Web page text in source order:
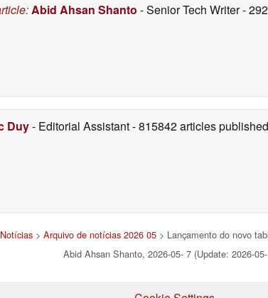
:Abid Ahsan Shanto - Senior Tech Writer-
Duy- Editorial Assistant- 815842 articles
Notícias > Arquivo de notícias 2026 05 > Lançamento do novo
Abid Ahsan Shanto, 2026-05- 7 (Update: 2026-